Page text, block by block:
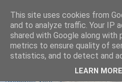
This site uses cookies from
and to analyze traffic. Your IP
shared with Google along with
metrics to ensure quality of
statistics, and to detect and
LEARN MORE